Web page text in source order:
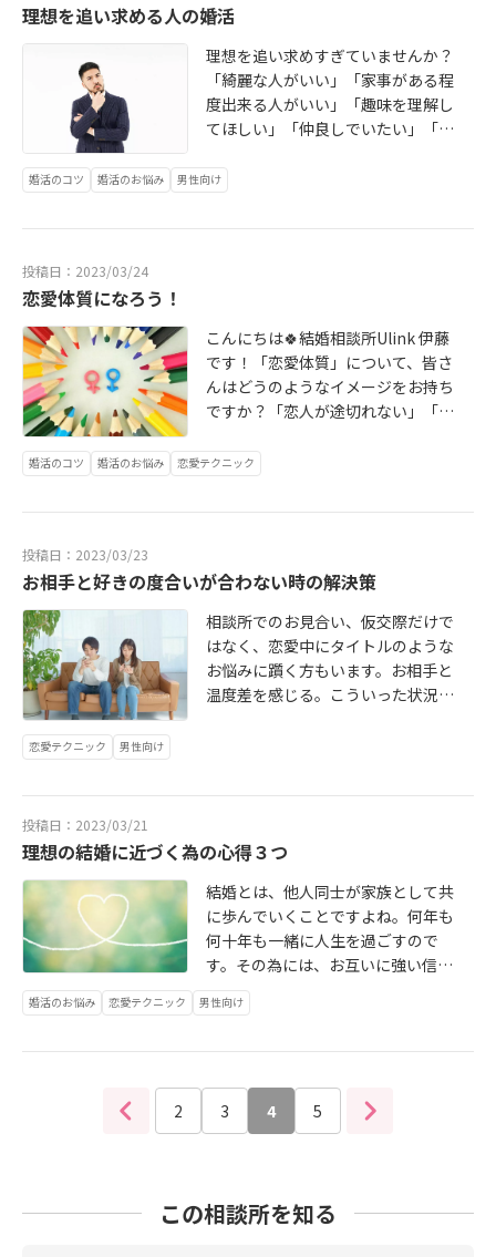
ためには、結婚相談所がどのような
プロフィール登録の方法や質問項目
を設定しているかを確認することが
重要です。あなたが注目する条件に
沿った相手を紹介してくれるかどう
きく異なります。【６】スタッフの
対応や質を確認する相談所のスタッ
女性の特徴をあげてみます。1. 独立
分のことは自分で解決することがで
きるため、男性に頼る必要を感じな
い場合があります。 2. 信頼できる人
間関係がある。信頼できる友人や家
る必要を感じない場合がありま
から、男性に甘えることが彼女にと
ないため、男性に甘えることが自分
自身の時間やエネルギーを浪費する
ことになると感じていることがあり
ます。 5. 愛情表現の違い。男性と女
め、甘えられないと感じる場合があ
ります。
理想を追い求める人の婚活
理想を追い求めすぎていませんか？
「綺麗な人がいい」「家事がある程
度出来る人がいい」「趣味を理解し
てほしい」「仲良しでいたい」「自
たくない」「自分の事は大好きでい
してほしい」 わかります。理想は理
趣味の時間が欲しいから、あの子と
は結婚できないな」「自分の事は１
番優先して欲しいのに、あの子は友
達と遊ぶのを優先して週に１回も会
続くのか…」 上記はたとえ話です
持っているなら、すぐに改めましょ
す。 理想に当てはまる女性を追い求
めていると、お相手の、理想と違う
部分にどうしても目が行ってしまい
ます。そして「理想と違う」という
理由で別れては、また別の人と付き
婚活のコツ 婚活のお悩み 男性向け
投稿日：2023/03/24
恋愛体質になろう！
こんにちは🍀結婚相談所Ulink 伊藤
です！「恋愛体質」について、皆さ
んはどうのようなイメージをお持ち
ですか？「恋人が途切れない」「モ
まう」等でしょうか。実は私は、以
いました。なぜなら、それは「依存
後々気づいたわけですが、今日はそ
婚活のコツ 婚活のお悩み 恋愛テクニック
投稿日：2023/03/23
お相手と好きの度合いが合わない時の解決策
相談所でのお見合い、仮交際だけで
はなく、恋愛中にタイトルのような
お悩みに躓く方もいます。お相手と
温度差を感じる。こういった状況は
す。①人を本気で好きになったこと
るものがある、又は他人に興味がな
い③自分の気持ちと向き合えていな
い④単純にお相手との相性の問題４
つあげてみました。好きの度合いに
悩む男性の皆様、それぞれ一緒に対
策を見ていきましょう！
恋愛テクニック 男性向け
投稿日：2023/03/21
理想の結婚に近づく為の心得３つ
結婚とは、他人同士が家族として共
に歩んでいくことですよね。何年も
何十年も一緒に人生を過ごすので
す。その為には、お互いに強い信頼
関係と愛情が必要です。こんな話を
聞いたことはないですか？「仕事を
る・安らぐ」そんな結婚生活、素敵
ですよね。そんな関係性を築きたい
ですよね。なぜこのように感じるの
ずかしい一面も、すべて受け入れて
くれるパートナーと結婚したからで
婚活のお悩み 恋愛テクニック 男性向け
2 3 4 5
この相談所を知る